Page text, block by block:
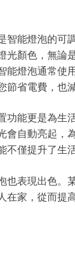
智能燈泡的可
光顏色，無論
能燈泡通常使
省電費，也
功能更是為生
會自動亮起，
不僅提升了生
也表現出色。
在家，從而提